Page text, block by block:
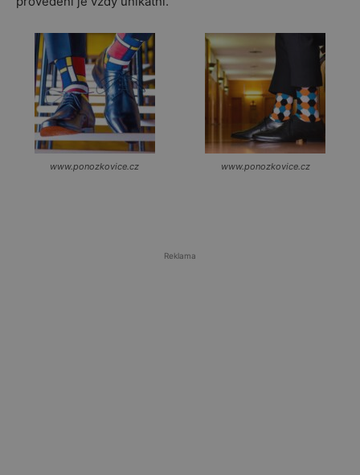
www.ponozkovice.cz www.ponozkovice.cz
Reklama